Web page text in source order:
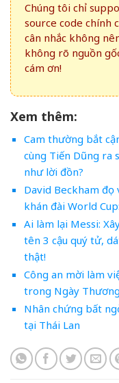
Chúng tôi chỉ
source code chính
cân nhắc không
không rõ nguồn
cám ơn!
Xem thêm:
Cam thường bắt
cùng Tiến Dũng ra
như lời đồn?
David Beckham
khán đài World
Ai làm lại Messi:
tên 3 cậu quý tử,
thật!
Công an mời làm
trong Ngày
Nhân chứng bất
tại Thái Lan